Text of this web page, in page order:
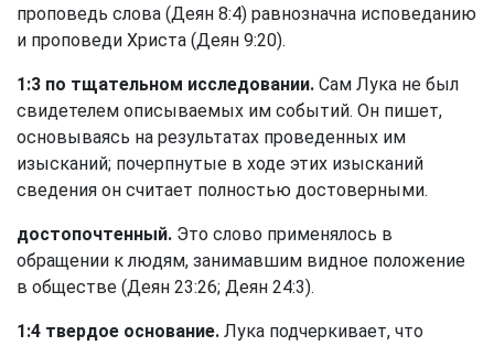
проповедь слова (Деян 8:4) равнозначна исповеданию
и проповеди Христа (Деян 9:20).
1:3 по тщательном исследовании. Сам Лука не был
свидетелем описываемых им событий. Он пишет,
основываясь на результатах проведенных им
изысканий; почерпнутые в ходе этих изысканий
сведения он считает полностью достоверными.
достопочтенный. Это слово применялось в
обращении к людям, занимавшим видное положение
в обществе (Деян 23:26; Деян 24:3).
1:4 твердое основание. Лука подчеркивает, что